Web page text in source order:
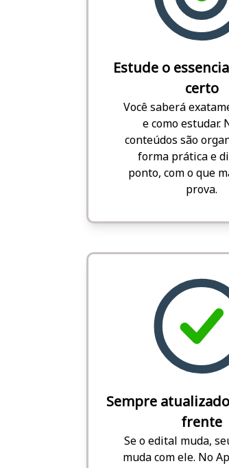
Estude o
certo
Você saberá
e como estudar.
conteúdos são
forma prática e
ponto, com o que
prova.
Sempre
frente
Se o edital muda,
muda com ele. No